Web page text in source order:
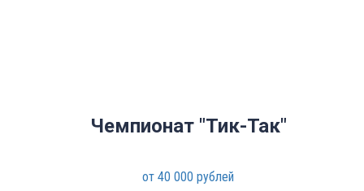
Чемпионат "Тик-Так"
от 40 000 рублей